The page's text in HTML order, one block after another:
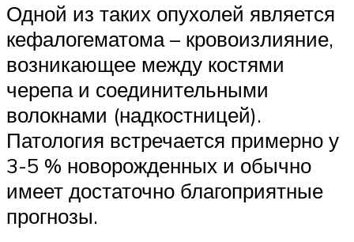
Одной из таких опухолей является
кефалогематома – кровоизлияние,
возникающее между костями
черепа и соединительными
волокнами (надкостницей).
Патология встречается примерно у
3-5 % новорожденных и обычно
имеет достаточно благоприятные
прогнозы.